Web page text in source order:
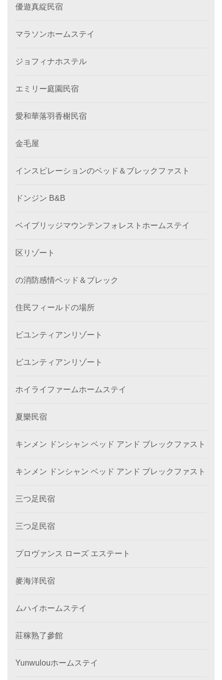
優遊真綻民宿
マラソンホームステイ
ジョフィナホステル
エミリー庭園民宿
愛和華落羽香榭民宿
金毛屋
インスピレーションのベッド＆ブレックファスト
ドンジン B&B
ベイブリッジマウンテンフォレストホームステイ
区リゾート
の消防感情ベッド＆ブレック
住民フィールドの場所
ビユンティアンリゾート
ビユンティアンリゾート
ホイライファームホームステイ
夏樂民宿
キンメン ドンシャン ベッド アンド ブレックファスト
キンメン ドンシャン ベッド アンド ブレックファスト
三つ足民宿
三つ足民宿
プロヴァンス ローズ エステート
麥海洋民宿
ムハイホームステイ
莊稼熟了參館
Yunwulouホームステイ